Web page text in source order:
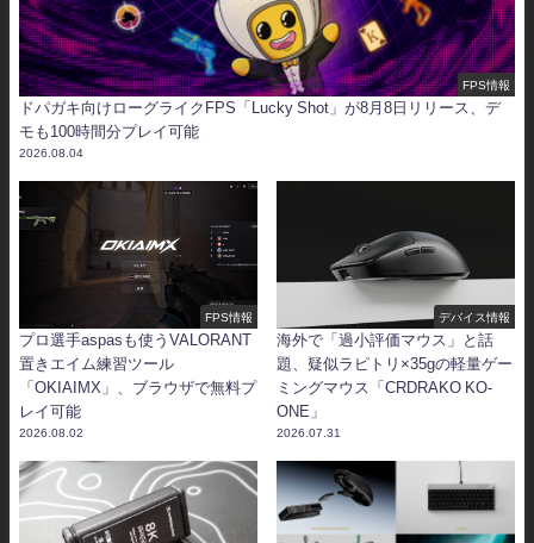
FPS情報
ドパガキ向けローグライクFPS「Lucky Shot」が8月8日リリース、デ
モも100時間分プレイ可能
2026.08.04
FPS情報
プロ選手aspasも使うVALORANT
置きエイム練習ツール
「OKIAIMX」、ブラウザで無料プ
レイ可能
2026.08.02
デバイス情報
海外で「過小評価マウス」と話
題、疑似ラピトリ×35gの軽量ゲー
ミングマウス「CRDRAKO KO-
ONE」
2026.07.31